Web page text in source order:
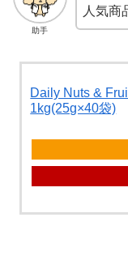
助手
人気商
Daily Nuts &
1kg(25g×40袋)